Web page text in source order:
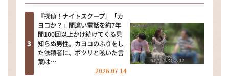
『探偵！ナイトスクープ』「カ
ヨコか？」間違い電話を約7年
間100回以上かけ続けてくる見
知らぬ男性。カヨコのふりをし
た依頼者に、ポツリと呟いた言
葉は…
2026.07.14